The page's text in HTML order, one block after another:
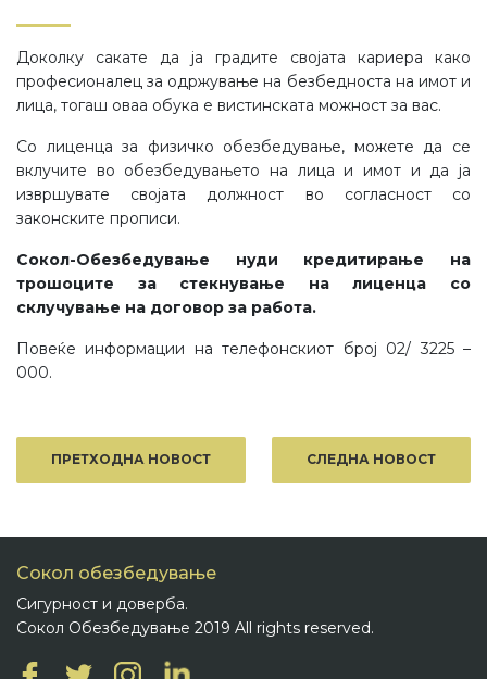
Доколку сакате да ја градите својата кариера како
професионалец за одржување на безбедноста на имот и
лица, тогаш оваа обука е вистинската можност за вас.
Со лиценца за физичко обезбедување, можете да се
вклучите во обезбедувањето на лица и имот и да ја
извршувате својата должност во согласност со
законските прописи.
Сокол-Обезбедување нуди кредитирање на
трошоците за стекнување на лиценца со
склучување на договор за работа.
Повеќе информации на телефонскиот број 02/ 3225 –
000.
ПРЕТХОДНА НОВОСТ СЛЕДНА НОВОСТ
Сокол обезбедување
Сигурност и доверба.
Сокол Обезбедување 2019 All rights reserved.